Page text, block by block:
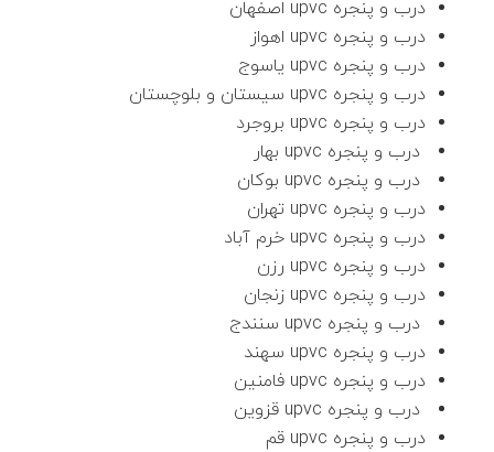
درب و پنجره upvc اصفهان
درب و پنجره upvc اهواز
درب و پنجره upvc یاسوج
درب و پنجره upvc سیستان و بلوچستان
درب و پنجره upvc بروجرد
درب و پنجره upvc بهار
درب و پنجره upvc بوکان
درب و پنجره upvc تهران
درب و پنجره upvc خرم آباد
درب و پنجره upvc رزن
درب و پنجره upvc زنجان
درب و پنجره upvc سنندج
درب و پنجره upvc سهند
درب و پنجره upvc فامنین
درب و پنجره upvc قزوین
درب و پنجره upvc قم